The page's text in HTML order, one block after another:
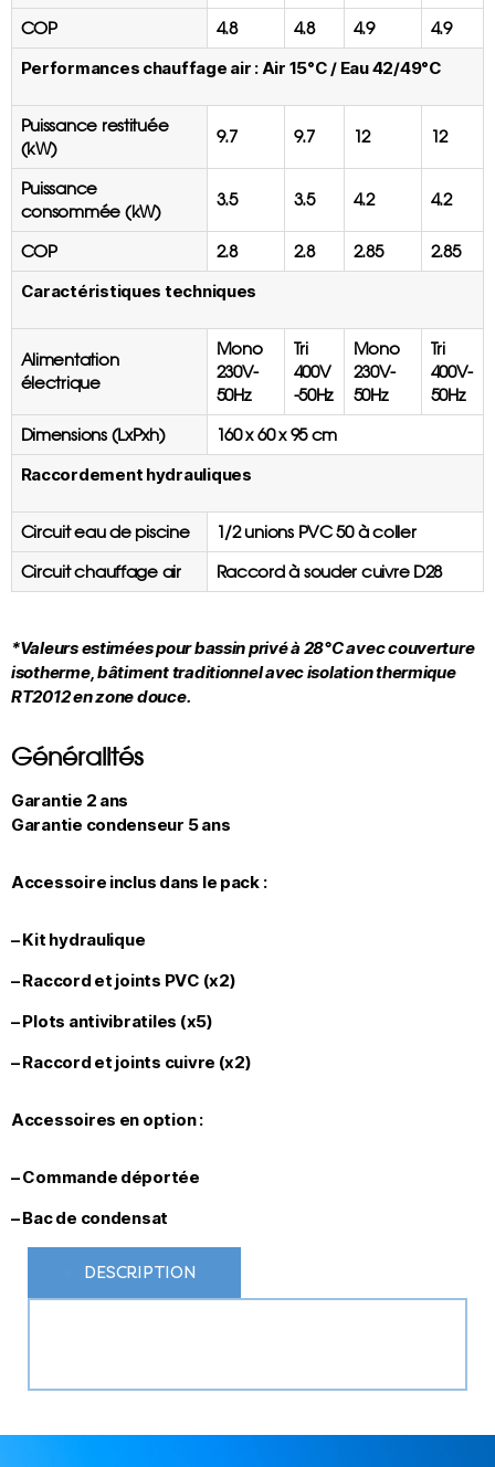
COP 4.8 4.8 4.9 4.9
Performances chauffage air : Air 15°C / Eau 42/49°C
Puissance restituée
(kW)
9.7 9.7 12 12
Puissance
consommée (kW)
3.5 3.5 4.2 4.2
COP 2.8 2.8 2.85 2.85
Caractéristiques techniques
Alimentation
électrique
Mono
230V-
50Hz
Tri
400V
-50Hz
Mono
230V-
50Hz
Tri
400V-
50Hz
Dimensions (LxPxh) 160 x 60 x 95 cm
Raccordement hydrauliques
Circuit eau de piscine 1/2 unions PVC 50 à coller
Circuit chauffage air Raccord à souder cuivre D28
*Valeurs estimées pour bassin privé à 28°C avec couverture
isotherme, bâtiment traditionnel avec isolation thermique
RT2012 en zone douce.
Généralités
Garantie 2 ans
Garantie condenseur 5 ans
Accessoire inclus dans le pack :
– Kit hydraulique
– Raccord et joints PVC (x2)
– Plots antivibratiles (x5)
– Raccord et joints cuivre (x2)
Accessoires en option :
– Commande déportée
– Bac de condensat
DESCRIPTION